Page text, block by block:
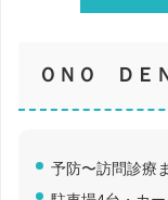
ＯＮＯ ＤＥ
予防〜訪問診療